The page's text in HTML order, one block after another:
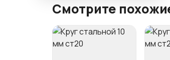
Смотрите